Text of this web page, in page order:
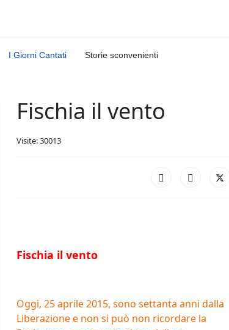
I Giorni Cantati Storie sconvenienti
Fischia il vento
Visite: 30013
Fischia il vento
Oggi, 25 aprile 2015, sono settanta anni dalla
Liberazione e non si può non ricordare la